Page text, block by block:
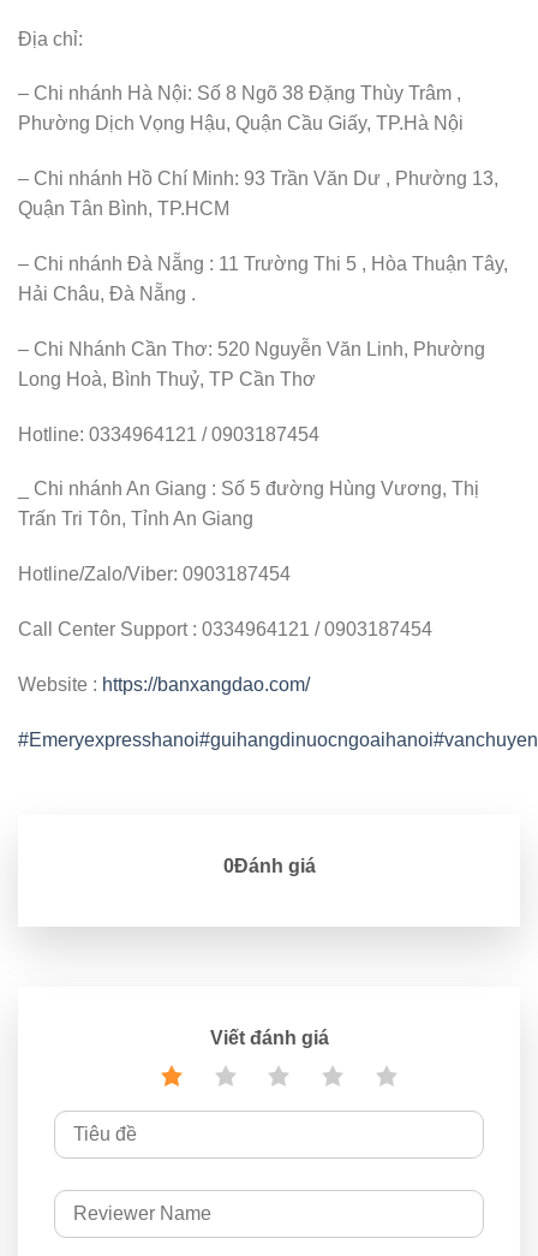
Địa chỉ:
– Chi nhánh Hà Nội: Số 8 Ngõ 38 Đặng Thùy Trâm ,
Phường Dịch Vọng Hậu, Quận Cầu Giấy, TP.Hà Nội
– Chi nhánh Hồ Chí Minh: 93 Trần Văn Dư , Phường 13,
Quận Tân Bình, TP.HCM
– Chi nhánh Đà Nẵng : 11 Trường Thi 5 , Hòa Thuận Tây,
Hải Châu, Đà Nẵng .
– Chi Nhánh Cần Thơ: 520 Nguyễn Văn Linh, Phường
Long Hoà, Bình Thuỷ, TP Cần Thơ
Hotline: 0334964121 / 0903187454
_ Chi nhánh An Giang : Số 5 đường Hùng Vương, Thị
Trấn Tri Tôn, Tỉnh An Giang
Hotline/Zalo/Viber: 0903187454
Call Center Support : 0334964121 / 0903187454
Website : https://banxangdao.com/
#Emeryexpresshanoi#guihangdinuocngoaihanoi
0Đánh giá
Viết đánh giá